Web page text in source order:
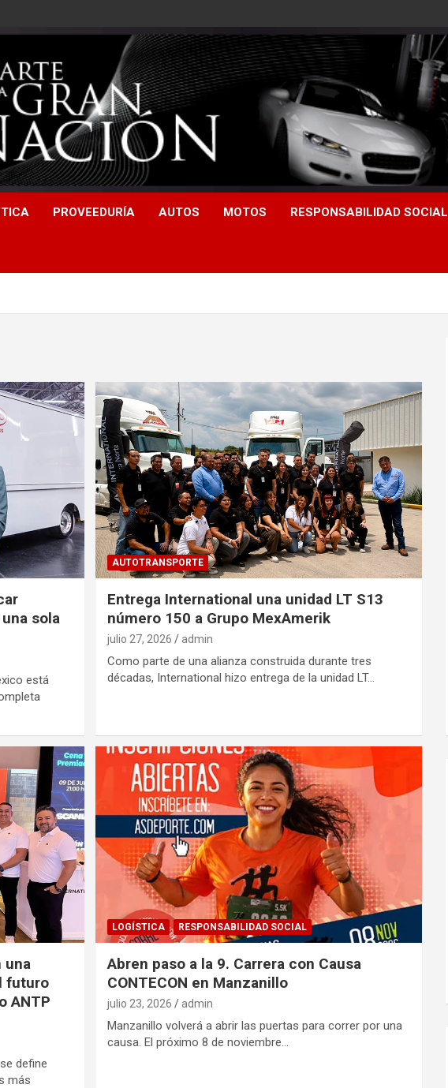
PROVEEDURÍA AUTOS MOTOS RESPONSABILIDAD SOCIAL
sola
está
AUTOTRANSPORTE
Entrega International una unidad LT S13
número 150 a Grupo MexAmerik
julio 27, 2026 admin
Como parte de una alianza construida durante tres
décadas, International hizo entrega de la unidad LT…
una
futuro
ANTP
define
más
LOGÍSTICA RESPONSABILIDAD SOCIAL
Abren paso a la 9. Carrera con Causa
CONTECON en Manzanillo
julio 23, 2026 admin
Manzanillo volverá a abrir las puertas para correr por una
causa. El próximo 8 de noviembre…